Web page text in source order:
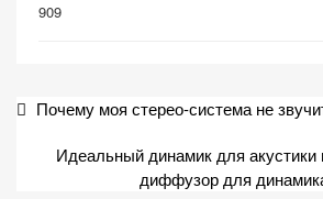
909
Навигация
записям
Почему моя стерео-система не
Идеальный динамик для
диффузор для